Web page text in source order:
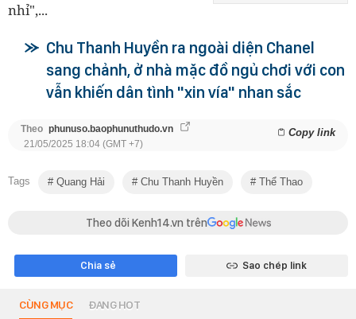
nhỉ",...
Chu Thanh Huyền ra ngoài diện Chanel
sang chảnh, ở nhà mặc đồ ngủ chơi với con
vẫn khiến dân tình "xin vía" nhan sắc
Theo phunuso.baophunuthudo.vn Copy link
21/05/2025 18:04 (GMT +7)
Tags Quang Hải Chu Thanh Huyền Thể Thao
Theo dõi Kenh14.vn trên
Chia sẻ Sao chép link
CÙNG MỤC ĐANG HOT